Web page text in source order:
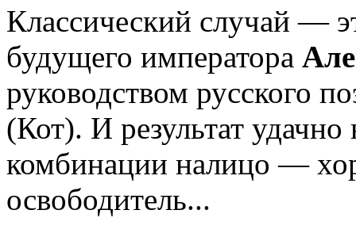
Классический случай —
будущего императора
руководством русского
(Кот). И результат
комбинации налицо —
освободитель...